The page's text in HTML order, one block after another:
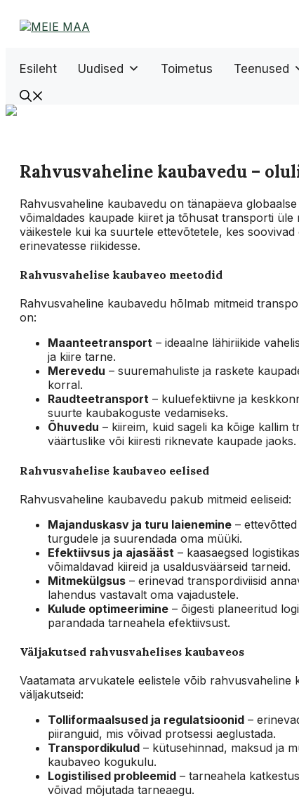
sisu
Esileht Uudised Toimetus Teenused
Rahvusvaheline kaubavedu –
Rahvusvaheline kaubavedu on tänapäeva
võimaldades kaupade kiiret ja tõhusat transporti üle
väikestele kui ka suurtele ettevõtetele, kes
erinevatesse riikidesse.
Rahvusvahelise kaubaveo meetodid
Rahvusvaheline kaubavedu hõlmab mitmeid
on:
Maanteetransport – ideaalne lähiriikide
ja kiire tarne.
Merevedu – suuremahuliste ja raskete
korral.
Raudteetransport – kuluefektiivne ja
suurte kaubakoguste vedamiseks.
Õhuvedu – kiireim, kuid sageli ka kõige kallim
väärtuslike või kiiresti riknevate kaupade jaoks.
Rahvusvahelise kaubaveo eelised
Rahvusvaheline kaubavedu pakub mitmeid eeliseid:
Majanduskasv ja turu laienemine –
turgudele ja suurendada oma müüki.
Efektiivsus ja ajasääst – kaasaegsed
võimaldavad kiireid ja usaldusväärseid tarneid.
Mitmekülgsus – erinevad transpordiviisid
lahendus vastavalt oma vajadustele.
Kulude optimeerimine – õigesti planeeritud
parandada tarneahela efektiivsust.
Väljakutsed rahvusvahelises kaubaveos
Vaatamata arvukatele eelistele võib rahvusvaheline
väljakutseid:
Tolliformaalsused ja regulatsioonid –
piiranguid, mis võivad protsessi aeglustada.
Transpordikulud – kütusehinnad, maksud ja
kaubaveo kogukulu.
Logistilised probleemid – tarneahela
võivad mõjutada tarneaegu.